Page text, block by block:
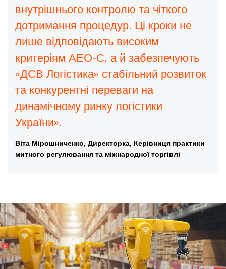
внутрішнього контролю та чіткого
дотримання процедур. Ці кроки не
лише відповідають високим
критеріям АЕО-С, а й забезпечують
«ДСВ Логістика» стабільний розвиток
та конкурентні переваги на
динамічному ринку логістики
України».
Віта Мірошниченко, Директорка, Керівниця практики
митного регулювання та міжнародної торгівлі